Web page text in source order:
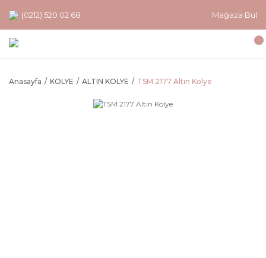
(0212) 520 02 68 Mağaza Bul
Anasayfa KOLYE ALTIN KOLYE TSM 2177 Altın Kolye